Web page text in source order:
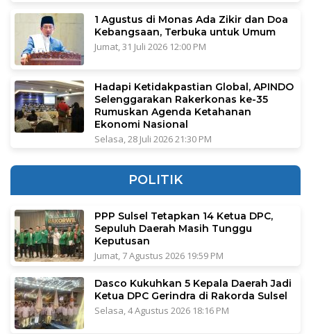
1 Agustus di Monas Ada Zikir dan Doa
Kebangsaan, Terbuka untuk Umum
Jumat, 31 Juli 2026 12:00 PM
Hadapi Ketidakpastian Global, APINDO
Selenggarakan Rakerkonas ke-35
Rumuskan Agenda Ketahanan
Ekonomi Nasional
Selasa, 28 Juli 2026 21:30 PM
POLITIK
PPP Sulsel Tetapkan 14 Ketua DPC,
Sepuluh Daerah Masih Tunggu
Keputusan
Jumat, 7 Agustus 2026 19:59 PM
Dasco Kukuhkan 5 Kepala Daerah Jadi
Ketua DPC Gerindra di Rakorda Sulsel
Selasa, 4 Agustus 2026 18:16 PM